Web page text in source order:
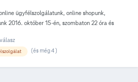
ügyfélszolgálatunk, online shopunk,
2016. október 15-én, szombaton 22 óra és
leadására, számlafizetésre nincs
vagy a Díjnet felületén egyenlíthetőek ki
(és még 4 )